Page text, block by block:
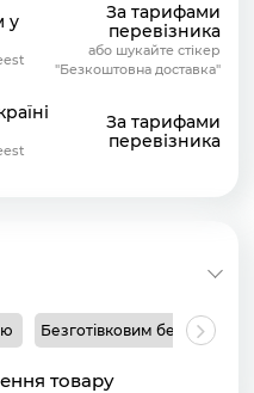
у
За тарифами
перевізника
або шукайте стікер
"Безкоштовна доставка"
За тарифами
перевізника
Безготівковим без ПДВ
товару